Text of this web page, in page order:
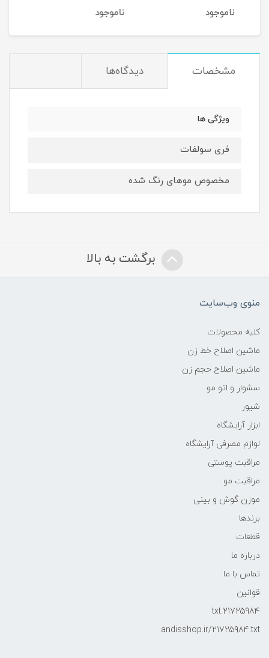
ناموجود ناموجود
مشخصات دیدگاه‌ها
ویژگی ها
فری سولفات
مخصوص موهای رنگ شده
برگشت به بالا
منوی وب‌سایت
کلیه محصولات
ماشین اصلاح خط زن
ماشین اصلاح حجم زن
سشوار و اتو مو
شیور
ابزار آرایشگاه
لوازم مصرفی آرایشگاه
مراقبت پوستی
مراقبت مو
موزن گوش و بینی
برندها
قطعات
درباره ما
تماس با ما
قوانین
21725984.txt
andisshop.ir/21725984.txt